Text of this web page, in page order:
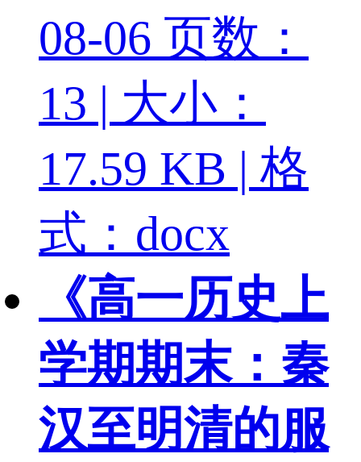
08-06 页数：
13 | 大小：
17.59 KB | 格
式：docx
《高一历史上
学期期末：秦
汉至明清的服